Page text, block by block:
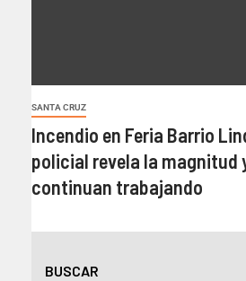
SANTA CRUZ
Incendio en Feria Barrio
policial revela la magnitud
continuan trabajando
BUSCAR